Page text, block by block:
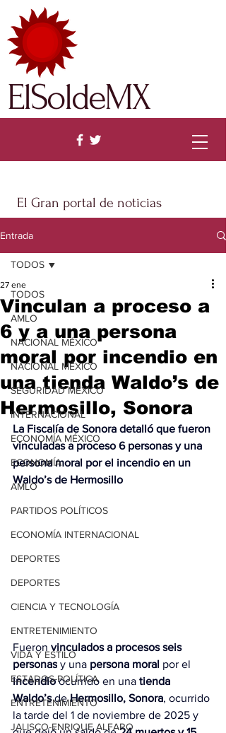
El Gran portal de noticias
ElSoldeMX
Entrada
TODOS
AMLO
NACIONAL MÉXICO
NACIONAL MÉXICO
SEGURIDAD MÉXICO
INTERNACIONAL
ECONOMÍA MÉXICO
ECONOMÍA
AMLO
PARTIDOS POLÍTICOS
ECONOMÍA INTERNACIONAL
DEPORTES
DEPORTES
CIENCIA Y TECNOLOGÍA
ENTRETENIMIENTO
VIDA Y ESTILO
ESTADOS-POLÍTICA
ENTRETENIMIENTO
JALISCO-ENRIQUE ALFARO
TODOS
Vinculan a proceso a
6 y a una persona
moral por incendio en
una tienda Waldo’s de
Hermosillo, Sonora
27 ene
La Fiscalía de Sonora detalló que fueron
vinculadas a proceso 6 personas y una
persona moral por el incendio en un
Waldo’s de Hermosillo
Fueron vinculados a procesos seis
personas y una persona moral por el
incendio ocurrido en una tienda
Waldo’s de Hermosillo, Sonora, ocurrido
la tarde del 1 de noviembre de 2025 y